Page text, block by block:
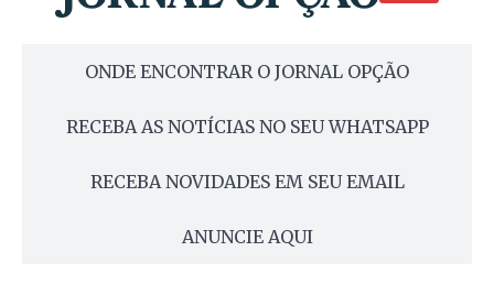
ONDE ENCONTRAR O JORNAL OPÇÃO
RECEBA AS NOTÍCIAS NO SEU WHATSAPP
RECEBA NOVIDADES EM SEU EMAIL
ANUNCIE AQUI